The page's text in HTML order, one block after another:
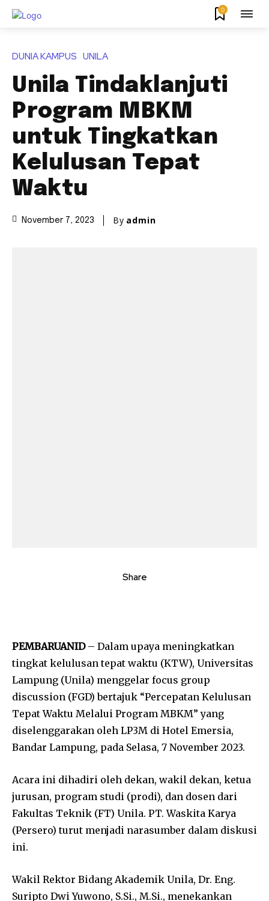
0
DUNIA KAMPUS UNILA
Unila Tindaklanjuti
Program MBKM
untuk Tingkatkan
Kelulusan Tepat
Waktu
November 7, 2023 By admin
Share
PEMBARUANID– Dalam upaya meningkatkan
tingkat kelulusan tepat waktu (KTW), Universitas
Lampung (Unila) menggelar focus group
discussion (FGD) bertajuk “Percepatan Kelulusan
Tepat Waktu Melalui Program MBKM” yang
diselenggarakan oleh LP3M di Hotel Emersia,
Bandar Lampung, pada Selasa, 7 November 2023.
Acara ini dihadiri oleh dekan, wakil dekan, ketua
jurusan, program studi (prodi), dan dosen dari
Fakultas Teknik (FT) Unila. PT. Waskita Karya
(Persero) turut menjadi narasumber dalam diskusi
ini.
Wakil Rektor Bidang Akademik Unila, Dr. Eng.
Suripto Dwi Yuwono, S.Si., M.Si., menekankan